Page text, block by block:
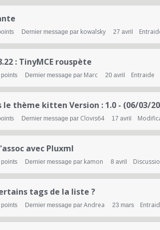
Dernier message par kowalsky 27 avril
: TinyMCE rouspète
points Dernier message par Marc 20 avril Entraide
thème kitten Version : 1.0 - (06/03/
Dernier message par Clovis64 17 avril
avec Pluxml
points Dernier message par kamon 8 avril
tags de la liste ?
points Dernier message par Andrea 23 mars